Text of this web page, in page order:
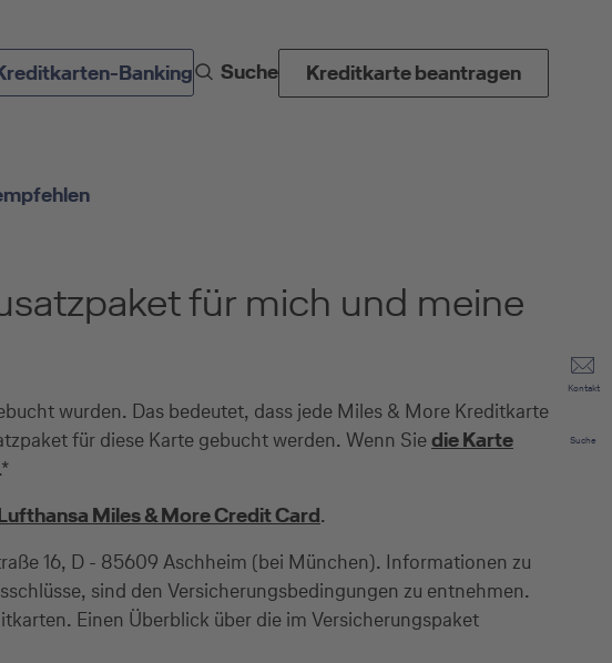
Banking Suche Kreditkarte beantragen
Kontakt
Suche
für mich und meine
wurden. Das bedeutet, dass jede Miles & More Kreditkarte
für diese Karte gebucht werden. Wenn Siedie Karte
Miles & More Credit Card.
16, D - 85609 Aschheim (bei München). Informationen zu
sind den Versicherungsbedingungen zu entnehmen.
Einen Überblick über die im Versicherungspaket